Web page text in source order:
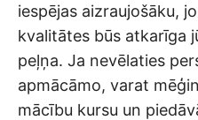
iespējas aizraujošāku,
kvalitātes būs atkarīga
peļņa. Ja nevēlaties
apmācāmo, varat
mācību kursu un